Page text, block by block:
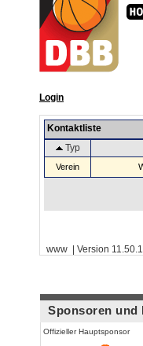
Login
Kontaktliste
Typ
Verein
www | Version
Sponsoren und
Offizieller Hauptsponsor